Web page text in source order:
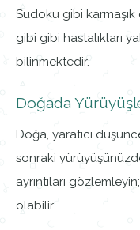
Sudoku gibi
gibi gibi hastalıkları
bilinmektedir.
Doğada
Doğa, yaratıcı
sonraki
ayrıntıları
olabilir.